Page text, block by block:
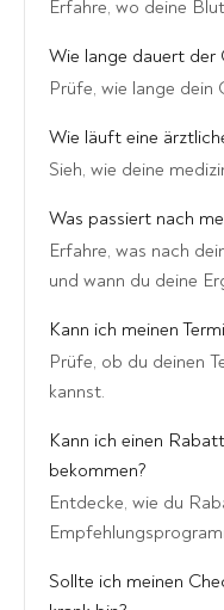
Erfahre, wo deine
Wie lange dauert der
Prüfe, wie lange dein
Wie läuft eine
Sieh, wie deine
Was passiert nach
Erfahre, was nach
und wann du deine
Kann ich meinen
Prüfe, ob du deinen
kannst.
Kann ich einen
bekommen?
Entdecke, wie du
Sollte ich meinen